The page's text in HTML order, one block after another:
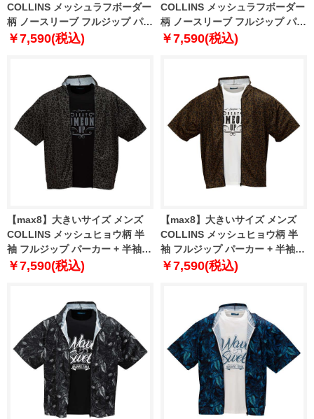
COLLINS メッシュラフボーダー
柄 ノースリーブ フルジップ パー
カー + 半袖 Tシャツ ネイビー×ホ
￥7,590(税込)
COLLINS メッシュラフボーダー
柄 ノースリーブ フルジップ パー
カー + 半袖 Tシャツ ブラウング
￥7,590(税込)
【max8】大きいサイズ メンズ
COLLINS メッシュヒョウ柄 半
袖 フルジップ パーカー + 半袖 T
シャツ チャコール×ブラック
￥7,590(税込)
【max8】大きいサイズ メンズ
COLLINS メッシュヒョウ柄 半
袖 フルジップ パーカー + 半袖 T
シャツ ブラウン×ホワイト 1258-
￥7,590(税込)